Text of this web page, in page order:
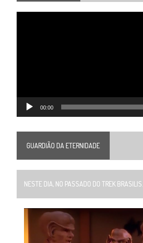
00:00
GUARDIÃO DA ETERNIDADE
NESTE DIA, NO PASSADO DO TREK BRASILIS...